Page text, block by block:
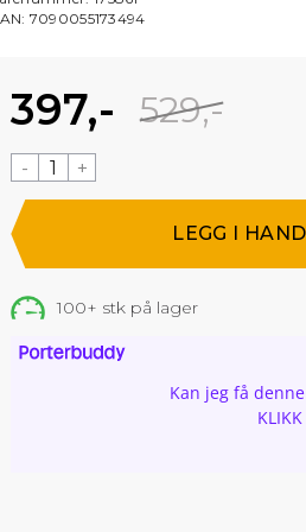
7090055173494
397,- 529,-
- +
100+ stk på lager
Kan jeg få
KLIKK